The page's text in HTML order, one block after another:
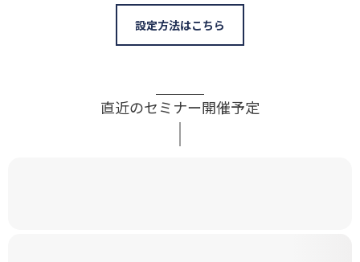
設定方法はこちら
直近のセミナー開催予定